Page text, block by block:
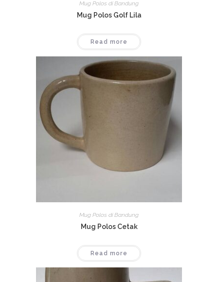
Mug Polos di Bandung
Mug Polos Golf Lila
Read more
Mug Polos di Bandung
Mug Polos Cetak
Read more